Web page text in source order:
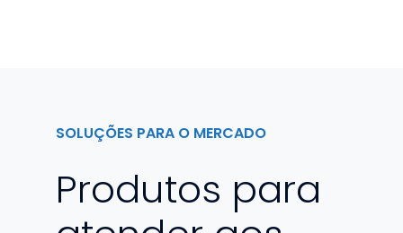
SOLUÇÕES PARA O MERCADO
Produtos para